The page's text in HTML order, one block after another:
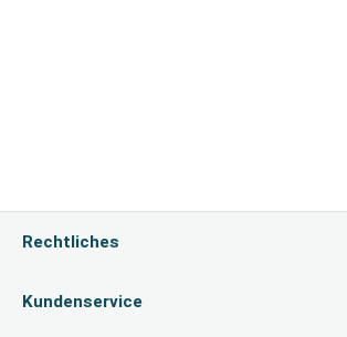
Rechtliches
Kundenservice